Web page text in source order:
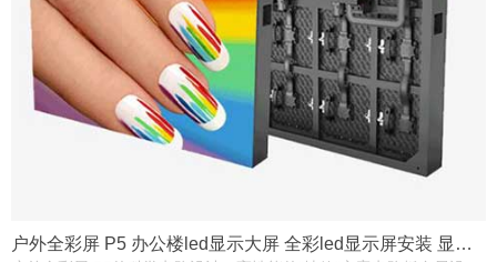
户外全彩屏 P5 办公楼led显示大屏 全彩led显示屏安装 显示屏批发